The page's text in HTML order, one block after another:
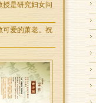
授是研究妇女问
可爱的萧老。祝